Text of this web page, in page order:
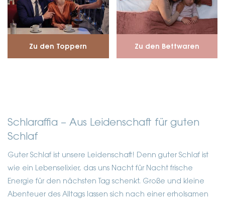
Zu den Toppern Zu den Bettwaren
Schlaraffia – Aus Leidenschaft für guten
Schlaf
Guter Schlaf ist unsere Leidenschaft! Denn guter Schlaf ist
wie ein Lebenselixier, das uns Nacht für Nacht frische
Energie für den nächsten Tag schenkt. Große und kleine
Abenteuer des Alltags lassen sich nach einer erholsamen